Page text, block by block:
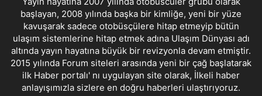
başlayan, 2008 yılında başka bir kimliğe, yeni bir yüze
kavuşarak sadece otobüsçülere hitap etmeyip bütün
ulaşım sistemlerine hitap etmek adına Ulaşım Dünyası adı
altında yayın hayatına büyük bir revizyonla devam etmiştir.
2015 yılında Forum siteleri arasında yeni bir çağ başlatarak
ilk Haber portalı' nı uygulayan site olarak, İlkeli haber
anlayışımızla sizlere en doğru haberleri ulaştırıyoruz.